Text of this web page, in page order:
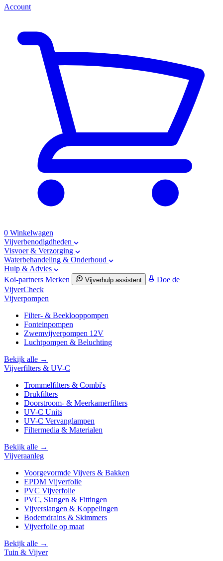
Account
0 Winkelwagen
Vijverbenodigdheden
Visvoer & Verzorging
Waterbehandeling & Onderhoud
Hulp & Advies
Koi-partners Merken Vijverhulp assistent
Doe de
VijverCheck
Vijverpompen
Filter- & Beeklooppompen
Fonteinpompen
Zwemvijverpompen 12V
Luchtpompen & Beluchting
Bekijk alle →
Vijverfilters & UV-C
Trommelfilters & Combi's
Drukfilters
Doorstroom- & Meerkamerfilters
UV-C Units
UV-C Vervanglampen
Filtermedia & Materialen
Bekijk alle →
Vijveraanleg
Voorgevormde Vijvers & Bakken
EPDM Vijverfolie
PVC Vijverfolie
PVC, Slangen & Fittingen
Vijverslangen & Koppelingen
Bodemdrains & Skimmers
Vijverfolie op maat
Bekijk alle →
Tuin & Vijver